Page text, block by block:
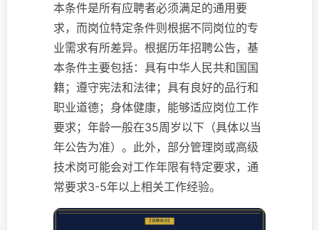
本条件是所有应聘者必须满足的通用要
求，而岗位特定条件则根据不同岗位的专
业需求有所差异。根据历年招聘公告，基
本条件主要包括：具有中华人民共和国国
籍；遵守宪法和法律；具有良好的品行和
职业道德；身体健康，能够适应岗位工作
要求；年龄一般在35周岁以下（具体以当
年公告为准）。此外，部分管理岗或高级
技术岗可能会对工作年限有特定要求，通
常要求3-5年以上相关工作经验。